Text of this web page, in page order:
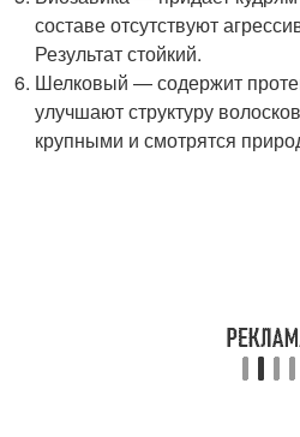
составе отсутствуют
Результат стойкий.
Шелковый — содержит
улучшают структуру
крупными и смотрятся